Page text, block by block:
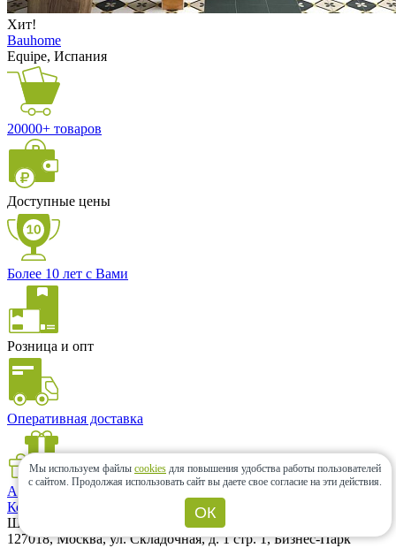
Хит!
Bauhome
Equipe, Испания
20000+ товаров
Доступные цены
Более 10 лет с Вами
Розница и опт
Оперативная доставка
Акции и скидки
Контакты
Шоу-рум в Москве
127018, Москва, ул. Складочная, д. 1 стр. 1, Бизнес-Парк
Мы используем файлы cookies для повышения удобства работы пользователей
с сайтом. Продолжая использовать сайт вы даете свое согласие на эти действия.
ОК